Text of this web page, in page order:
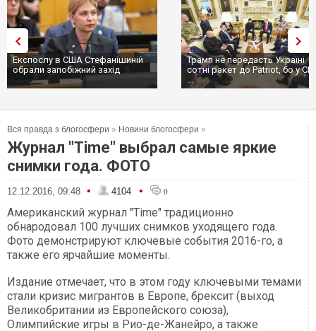
Трамп не передасть Україні
сотні ракет до Patriot, бо у США
Вибух у ресторані в Москві:
ціллю був головком ВКС
пр...
Вся правда з блогосфери » Новини блогосфери »
Журнал "Time" выбрал самые яркие
снимки года. ФОТО
12.12.2016, 09:48 • 4104 • 0
Американский журнал "Time" традиционно
обнародовал 100 лучших снимков уходящего года.
Фото демонстрируют ключевые события 2016-го, а
также его ярчайшие моменты.
Издание отмечает, что в этом году ключевыми темами
стали кризис мигрантов в Европе, брексит (выход
Великобритании из Европейского союза),
Олимпийские игры в Рио-де-Жанейро, а также